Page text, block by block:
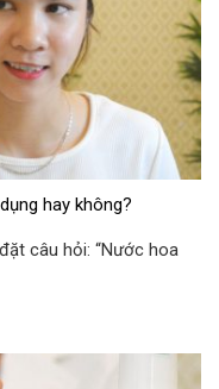
hay không?
câu hỏi: “Nước hoa